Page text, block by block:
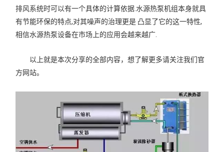
排风系统时可以有一个具体的计算依据.水源热泵机组本身就具
有节能环保的特点,对其噪声的治理更是 凸显了它的这一特性,
相信水源热泵设备在市场上的应用会越来越广.
以上就是本次分享的全部内容，想了解更多请关注我们官
方网站。